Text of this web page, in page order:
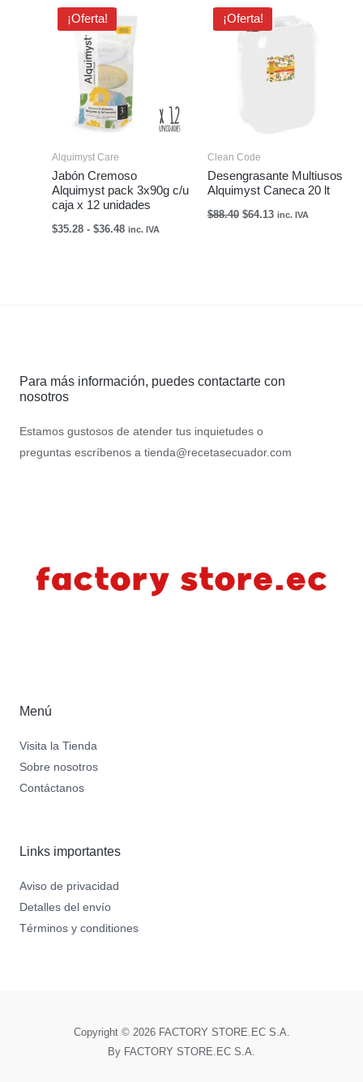
¡Oferta!
Alquimyst Care
Jabón Cremoso
Alquimyst pack 3x90g c/u
caja x 12 unidades
$35.28 - $36.48
precios:
hasta
inc. IVA
¡Oferta!
Clean Code
Desengrasante Multiusos
Alquimyst Caneca 20 lt
$88.40
El
precio
original
$88.40.
$64.13
precio
$64.13.
inc. IVA
Para más información, puedes contactarte con
nosotros
Estamos gustosos de atender tus inquietudes o
preguntas escríbenos a tienda@recetasecuador.com
Menú
Visita la Tienda
Sobre nosotros
Contáctanos
Links importantes
Aviso de privacidad
Detalles del envío
Términos y conditiones
Copyright © 2026 FACTORY STORE.EC S.A.
By FACTORY STORE.EC S.A.